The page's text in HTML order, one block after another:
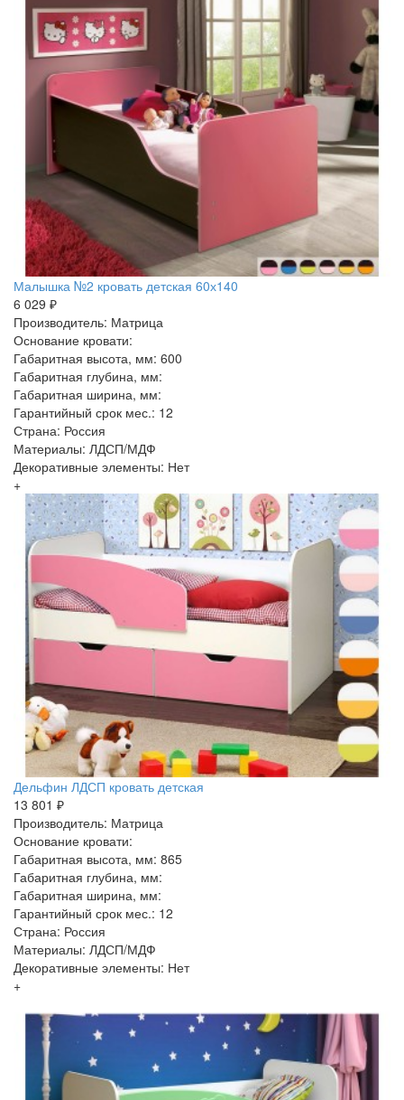
Малышка №2 кровать детская 60х140
6 029 ₽
Производитель: Матрица
Основание кровати:
Габаритная высота, мм: 600
Габаритная глубина, мм:
Габаритная ширина, мм:
Гарантийный срок мес.: 12
Страна: Россия
Материалы: ЛДСП/МДФ
Декоративные элементы: Нет
+
Дельфин ЛДСП кровать детская
13 801 ₽
Производитель: Матрица
Основание кровати:
Габаритная высота, мм: 865
Габаритная глубина, мм:
Габаритная ширина, мм:
Гарантийный срок мес.: 12
Страна: Россия
Материалы: ЛДСП/МДФ
Декоративные элементы: Нет
+